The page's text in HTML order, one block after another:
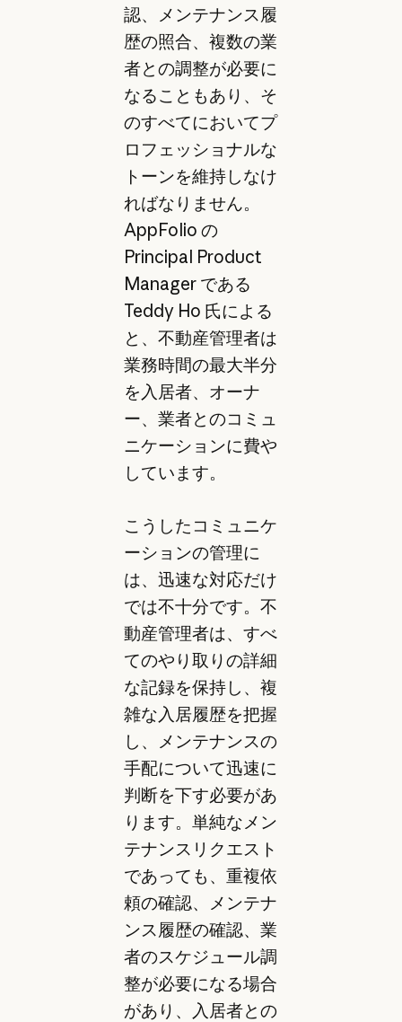
認、メンテナンス履
歴の照合、複数の業
者との調整が必要に
なることもあり、そ
のすべてにおいてプ
ロフェッショナルな
トーンを維持しなけ
ればなりません。
AppFolio の
Principal Product
Manager である
Teddy Ho 氏による
と、不動産管理者は
業務時間の最大半分
を入居者、オーナ
ー、業者とのコミュ
ニケーションに費や
しています。
こうしたコミュニケ
ーションの管理に
は、迅速な対応だけ
では不十分です。不
動産管理者は、すべ
てのやり取りの詳細
な記録を保持し、複
雑な入居履歴を把握
し、メンテナンスの
手配について迅速に
判断を下す必要があ
ります。単純なメン
テナンスリクエスト
であっても、重複依
頼の確認、メンテナ
ンス履歴の確認、業
者のスケジュール調
整が必要になる場合
があり、入居者との